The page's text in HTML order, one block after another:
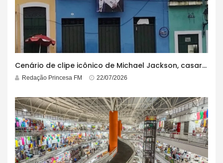
Cenário de clipe icônico de Michael Jackson, casarão azul no centro do Pelourinho enfrenta ordem de desocupação
Redação Princesa FM 22/07/2026